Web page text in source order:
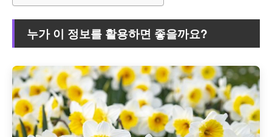
누가 이 정보를 활용하면 좋을까요?